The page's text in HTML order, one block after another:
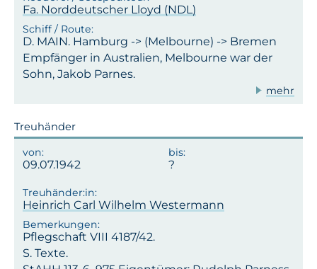
Fa. Norddeutscher Lloyd (NDL)
D. MAIN. Hamburg -> (Melbourne) -> Bremen
Empfänger in Australien, Melbourne war der
Sohn, Jakob Parnes.
mehr
Treuhänder
09.07.1942
Heinrich Carl Wilhelm Westermann
Pflegschaft VIII 4187/42.
S. Texte.